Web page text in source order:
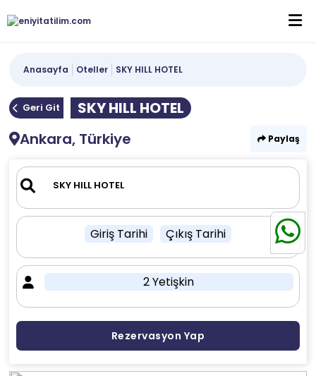
Anasayfa Oteller SKY HILL HOTEL
Geri Git
SKY HILL HOTEL
Ankara, Türkiye
Paylaş
Giriş Tarihi Çıkış Tarihi
2 Yetişkin
Rezervasyon Yap